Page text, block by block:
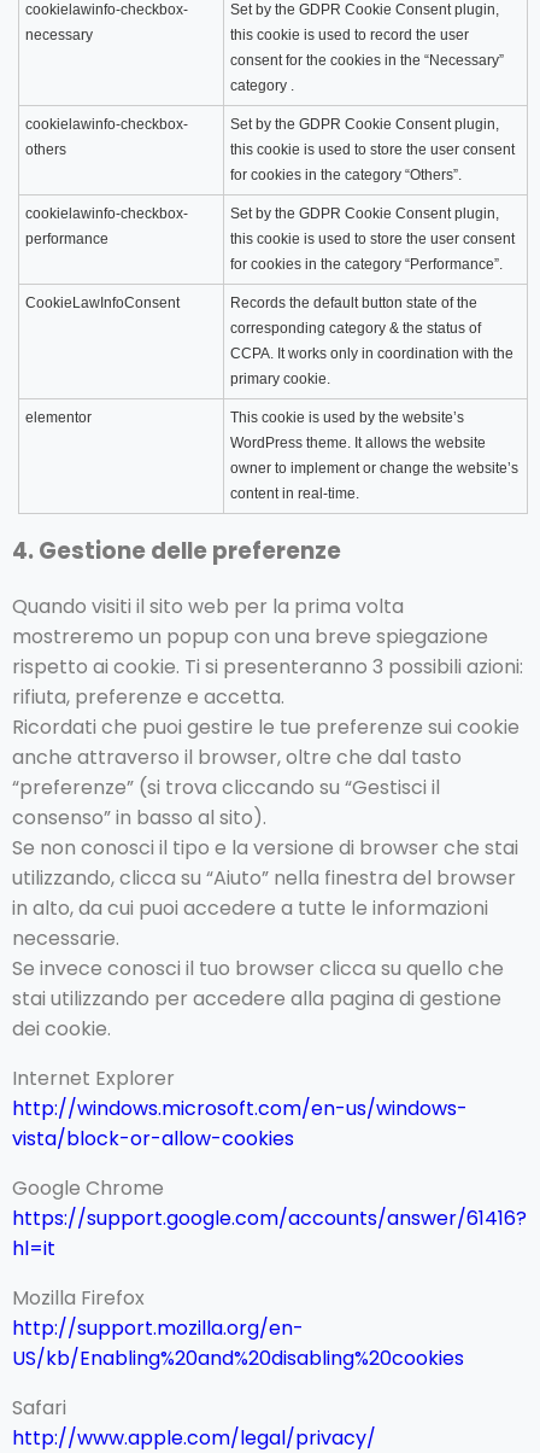
cookielawinfo-checkbox-
necessary
Set by the GDPR Cookie Consent plugin,
this cookie is used to record the user
consent for the cookies in the “Necessary”
category .
cookielawinfo-checkbox-
others
Set by the GDPR Cookie Consent plugin,
this cookie is used to store the user consent
for cookies in the category “Others”.
cookielawinfo-checkbox-
performance
Set by the GDPR Cookie Consent plugin,
this cookie is used to store the user consent
for cookies in the category “Performance”.
CookieLawInfoConsent
Records the default button state of the
corresponding category & the status of
CCPA. It works only in coordination with the
primary cookie.
elementor
This cookie is used by the website’s
WordPress theme. It allows the website
owner to implement or change the website’s
content in real-time.
4. Gestione delle preferenze
Quando visiti il sito web per la prima volta
mostreremo un popup con una breve spiegazione
rispetto ai cookie. Ti si presenteranno 3 possibili azioni:
rifiuta, preferenze e accetta.
Ricordati che puoi gestire le tue preferenze sui cookie
anche attraverso il browser, oltre che dal tasto
“preferenze” (si trova cliccando su “Gestisci il
consenso” in basso al sito).
Se non conosci il tipo e la versione di browser che stai
utilizzando, clicca su “Aiuto” nella finestra del browser
in alto, da cui puoi accedere a tutte le informazioni
necessarie.
Se invece conosci il tuo browser clicca su quello che
stai utilizzando per accedere alla pagina di gestione
dei cookie.
Internet Explorer
http://windows.microsoft.com/en-us/windows-
vista/block-or-allow-cookies
Google Chrome
https://support.google.com/accounts/answer/61416?
hl=it
Mozilla Firefox
http://support.mozilla.org/en-
US/kb/Enabling%20and%20disabling%20cookies
Safari
http://www.apple.com/legal/privacy/